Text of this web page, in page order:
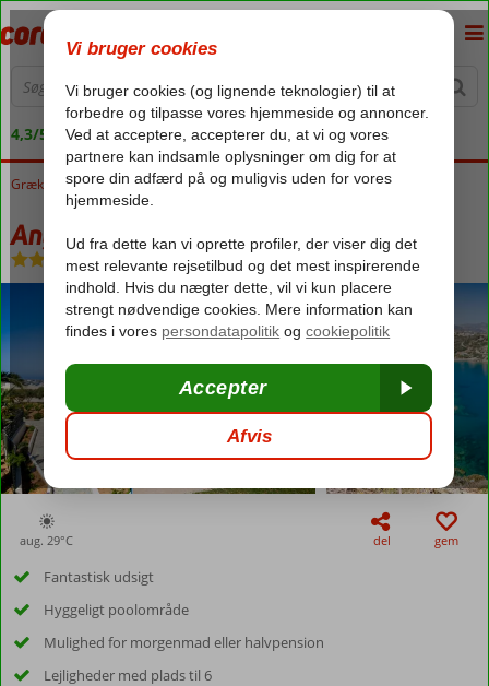
4,3/5 på Trustpilot
Forside
Grækenland Kreta Agia Pelagia Angel Village Hotel & Lejligheder
Angel Village Hotel & Lejligheder
Uden pension -Lejlighed
aug. 29°C del gem
Fantastisk udsigt
Hyggeligt poolområde
Mulighed for morgenmad eller halvpension
Lejligheder med plads til 6